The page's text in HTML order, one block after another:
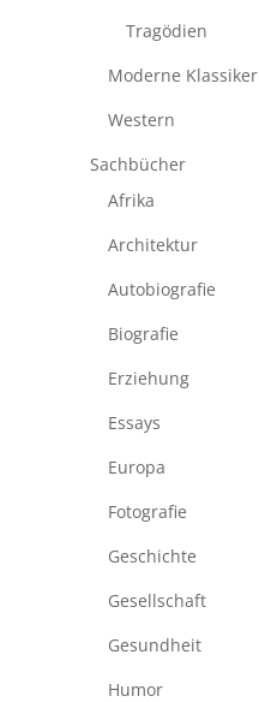
Tragödien
Moderne Klassiker
Western
Sachbücher
Afrika
Architektur
Autobiografie
Biografie
Erziehung
Essays
Europa
Fotografie
Geschichte
Gesellschaft
Gesundheit
Humor